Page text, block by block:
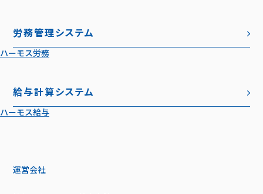
労務管理システム
ハーモス労務
給与計算システム
ハーモス給与
運営会社